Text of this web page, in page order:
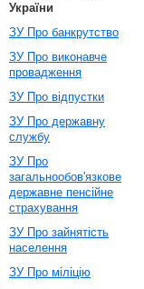
України
ЗУ Про банкрутство
ЗУ Про виконавче
провадження
ЗУ Про відпустки
ЗУ Про державну
службу
ЗУ Про
загальнообов'язкове
державне пенсійне
страхування
ЗУ Про зайнятість
населення
ЗУ Про міліцію